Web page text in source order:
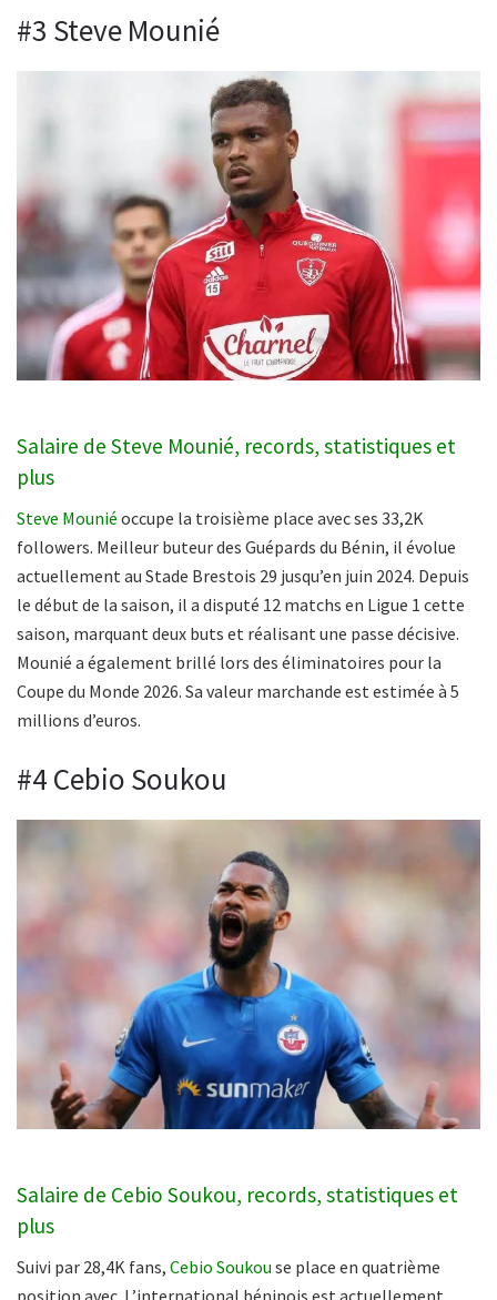
#3 Steve Mounié
Salaire de Steve Mounié, records, statistiques et
plus
Steve Mounié occupe la troisième place avec ses 33,2K
followers. Meilleur buteur des Guépards du Bénin, il évolue
actuellement au Stade Brestois 29 jusqu’en juin 2024. Depuis
le début de la saison, il a disputé 12 matchs en Ligue 1 cette
saison, marquant deux buts et réalisant une passe décisive.
Mounié a également brillé lors des éliminatoires pour la
Coupe du Monde 2026. Sa valeur marchande est estimée à 5
millions d’euros.
#4 Cebio Soukou
Salaire de Cebio Soukou, records, statistiques et
plus
Suivi par 28,4K fans, Cebio Soukou se place en quatrième
position avec. L’international béninois est actuellement